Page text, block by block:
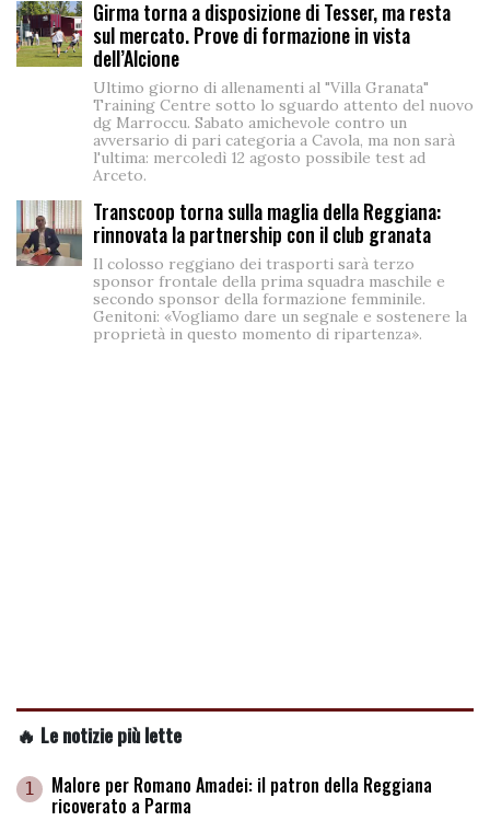
Girma torna a disposizione di Tesser, ma resta
sul mercato. Prove di formazione in vista
dell’Alcione
Ultimo giorno di allenamenti al "Villa Granata"
Training Centre sotto lo sguardo attento del nuovo
dg Marroccu. Sabato amichevole contro un
avversario di pari categoria a Cavola, ma non sarà
l'ultima: mercoledì 12 agosto possibile test ad
Arceto.
Transcoop torna sulla maglia della Reggiana:
rinnovata la partnership con il club granata
Il colosso reggiano dei trasporti sarà terzo
sponsor frontale della prima squadra maschile e
secondo sponsor della formazione femminile.
Genitoni: «Vogliamo dare un segnale e sostenere la
proprietà in questo momento di ripartenza».
🔥 Le notizie più lette
1 Malore per Romano Amadei: il patron della Reggiana
ricoverato a Parma